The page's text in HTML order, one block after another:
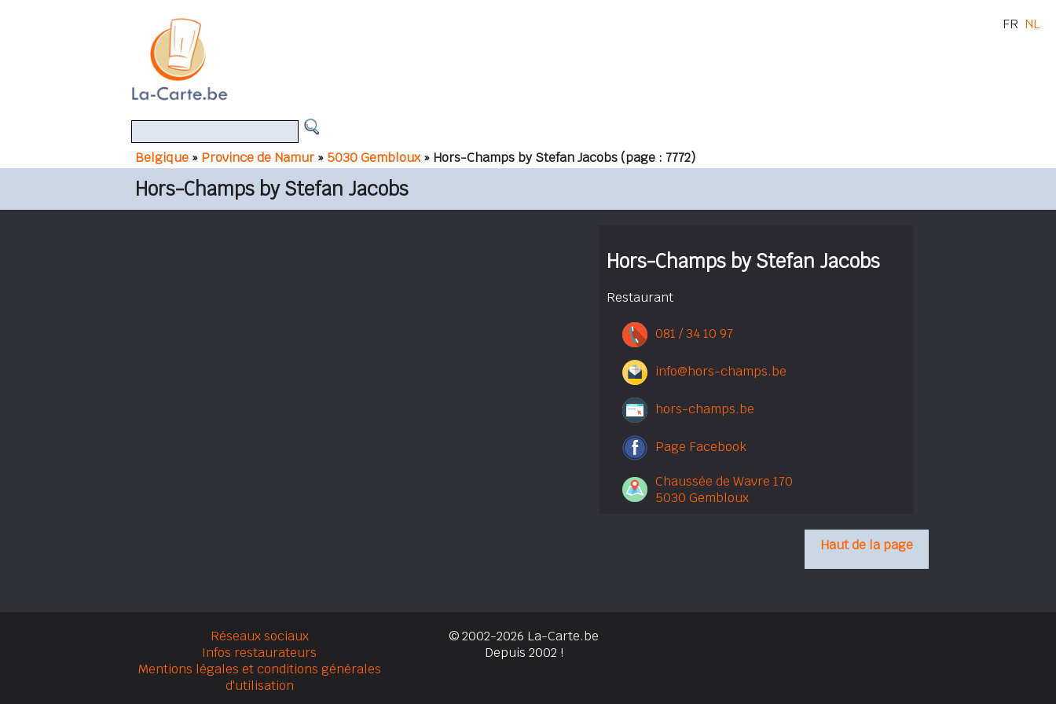
Belgique » Province de Namur» 5030 Gembloux » Hors-Champs by Stefan Jacobs(page : 7772)
FR NL
Hors-Champs by Stefan Jacobs
Hors-Champs by Stefan Jacobs
Restaurant
081 / 34 10 97
info@hors-champs.be
hors-champs.be
Page Facebook
Chaussée de Wavre 170
5030 Gembloux
Haut de la page
Réseaux sociaux
Infos restaurateurs
Mentions légales et conditions générales
d'utilisation
© 2002-2026 La-Carte.be
Depuis 2002 !